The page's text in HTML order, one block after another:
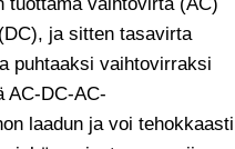
ja sitten tasavirta
puhtaaksi vaihtovirraksi
AC-DC-AC-
laadun ja voi tehokkaasti